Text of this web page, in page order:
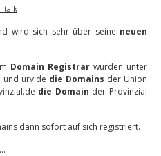
wird sich sehr über seine neuen
Domain Registrarwurden unter
und urv.de die Domains der Union
die Domain der Provinzial
dann sofort auf sich registriert.